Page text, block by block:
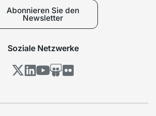
Abonnieren Sie den
Newsletter
Soziale Netzwerke